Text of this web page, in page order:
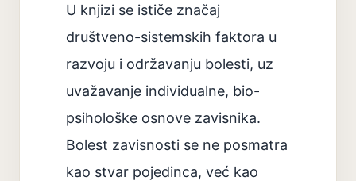
U knjizi se ističe značaj
društveno-sistemskih faktora u
razvoju i održavanju bolesti, uz
uvažavanje individualne, bio-
psihološke osnove zavisnika.
Bolest zavisnosti se ne posmatra
kao stvar pojedinca, već kao